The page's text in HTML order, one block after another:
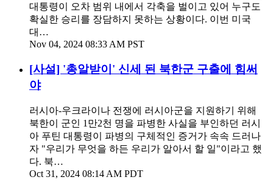
대통령이 오차 범위 내에서 각축을 벌이고 있어 누구도
확실한 승리를 장담하지 못하는 상황이다. 이번 미국
대…
Nov 04, 2024 08:33 AM PST
[사설] '총알받이' 신세 된 북한군 구출에 힘써
야
러시아-우크라이나 전쟁에 러시아군을 지원하기 위해
북한이 군인 1만2천 명을 파병한 사실을 부인하던 러시
아 푸틴 대통령이 파병의 구체적인 증거가 속속 드러나
자 "우리가 무엇을 하든 우리가 알아서 할 일"이라고 했
다. 북…
Oct 31, 2024 08:14 AM PDT